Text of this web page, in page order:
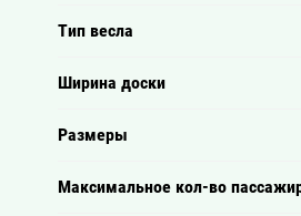
Тип весла
Ширина доски
Размеры
Максимальное кол-во